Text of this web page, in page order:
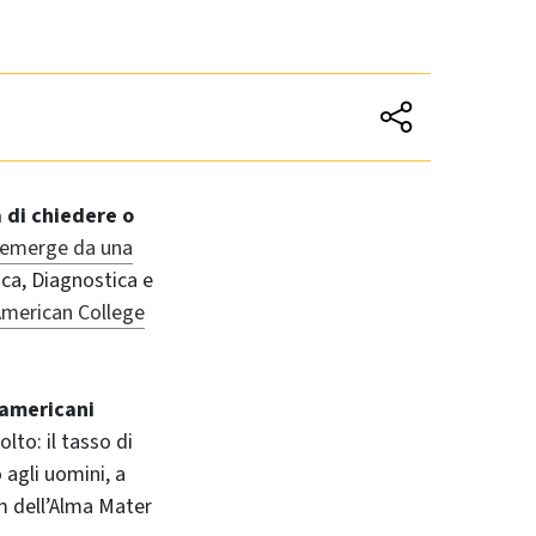
chiedere o
da una
Diagnostica e
College
il tasso di
uomini, a
Mater